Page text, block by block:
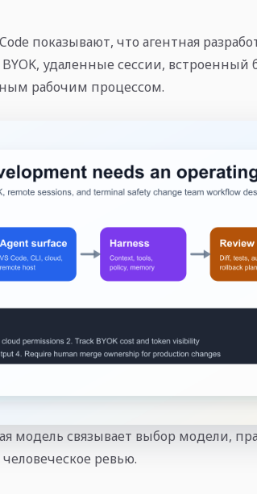
показывают, что агентная
удаленные сессии, встроенный
рабочим процессом.
модель связывает выбор модели,
ревью.